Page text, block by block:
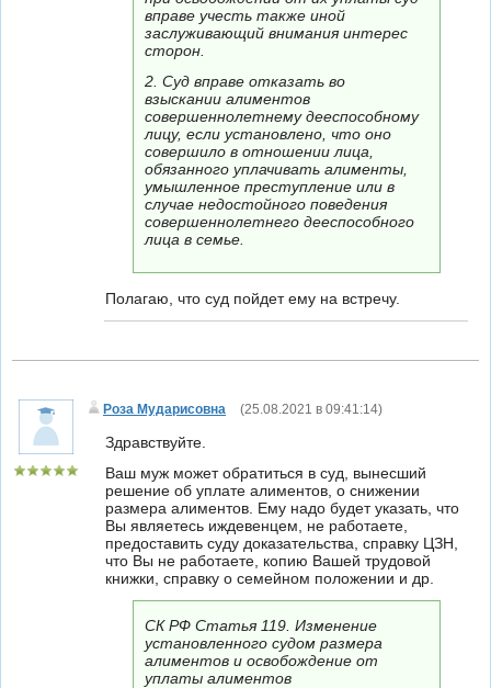
вправе учесть также иной
заслуживающий внимания интерес
сторон.
2. Суд вправе отказать во
взыскании алиментов
совершеннолетнему дееспособному
лицу, если установлено, что оно
совершило в отношении лица,
обязанного уплачивать алименты,
умышленное преступление или в
случае недостойного поведения
совершеннолетнего дееспособного
лица в семье.
Полагаю, что суд пойдет ему на встречу.
Роза Мударисовна (25.08.2021 в 09:41:14)
Здравствуйте.
Ваш муж может обратиться в суд, вынесший
решение об уплате алиментов, о снижении
размера алиментов. Ему надо будет указать, что
Вы являетесь иждевенцем, не работаете,
предоставить суду доказательства, справку ЦЗН,
что Вы не работаете, копию Вашей трудовой
книжки, справку о семейном положении и др.
СК РФ Статья 119. Изменение
установленного судом размера
алиментов и освобождение от
уплаты алиментов